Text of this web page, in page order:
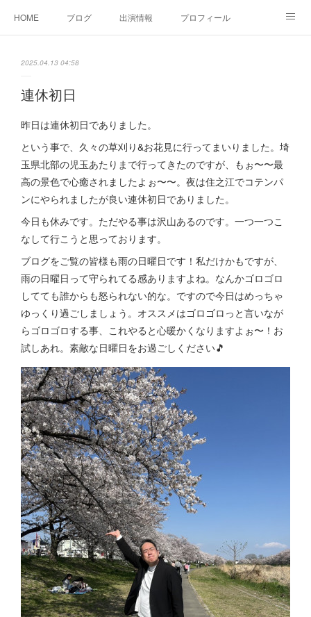
HOME ブログ 出演情報 プロフィール
2025.04.13 04:58
連休初日
昨日は連休初日でありました。
という事で、久々の草刈り&お花見に行ってまいりました。埼
玉県北部の児玉あたりまで行ってきたのですが、もぉ〜〜最
高の景色で心癒されましたよぉ〜〜。夜は住之江でコテンパ
ンにやられましたが良い連休初日でありました。
今日も休みです。ただやる事は沢山あるのです。一つ一つこ
なして行こうと思っております。
ブログをご覧の皆様も雨の日曜日です！私だけかもですが、
雨の日曜日って守られてる感ありますよね。なんかゴロゴロ
してても誰からも怒られない的な。ですので今日はめっちゃ
ゆっくり過ごしましょう。オススメはゴロゴロっと言いなが
らゴロゴロする事、これやると心暖かくなりますよぉ〜！お
試しあれ。素敵な日曜日をお過ごしください🎵